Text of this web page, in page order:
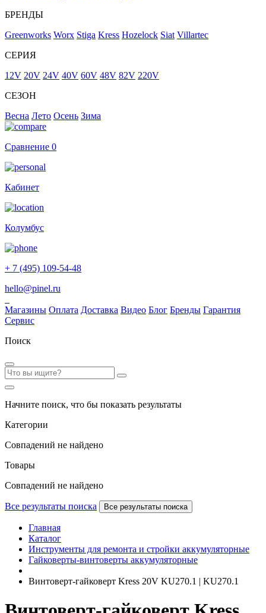
БРЕНДЫ
Greenworks Worx Stiga Kress Hozelock Siat Villartec
СЕРИЯ
12V 20V 24V 40V 60V 48V 82V 220V
СЕЗОН
Весна Лето Осень Зима
Сравнение 0
Кабинет
Колумбус
+ 7 (495) 109-54-48
hello@pinel.ru
Магазины Оплата Доставка Видео Блог Бренды Гарантия
Сервис
Поиск
Начните поиск, что бы показать результаты
Категории
Совпадений не найдено
Товары
Совпадений не найдено
Все результаты поиска Все результаты поиска
Главная
Каталог
Инструменты для ремонта и стройки аккумуляторные
Гайковерты-винтоверты аккумуляторные
Винтоверт-гайковерт Kress 20V KU270.1 | KU270.1